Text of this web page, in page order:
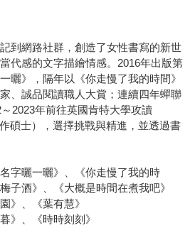
到網路社群，創造了女性書寫的新世
代感的文字描繪情感。2016年出版第
曬》，隔年以《你走慢了我的時間》
、誠品閱讀職人大賞；連續四年蟬聯
2023年前往英國肯特大學攻讀
碩士），選擇挑戰與精進，並透過書
字曬一曬》、《你走慢了我的時
子酒》、《大概是時間在煮我吧》
》、《葉有慧》
》、《時時刻刻》